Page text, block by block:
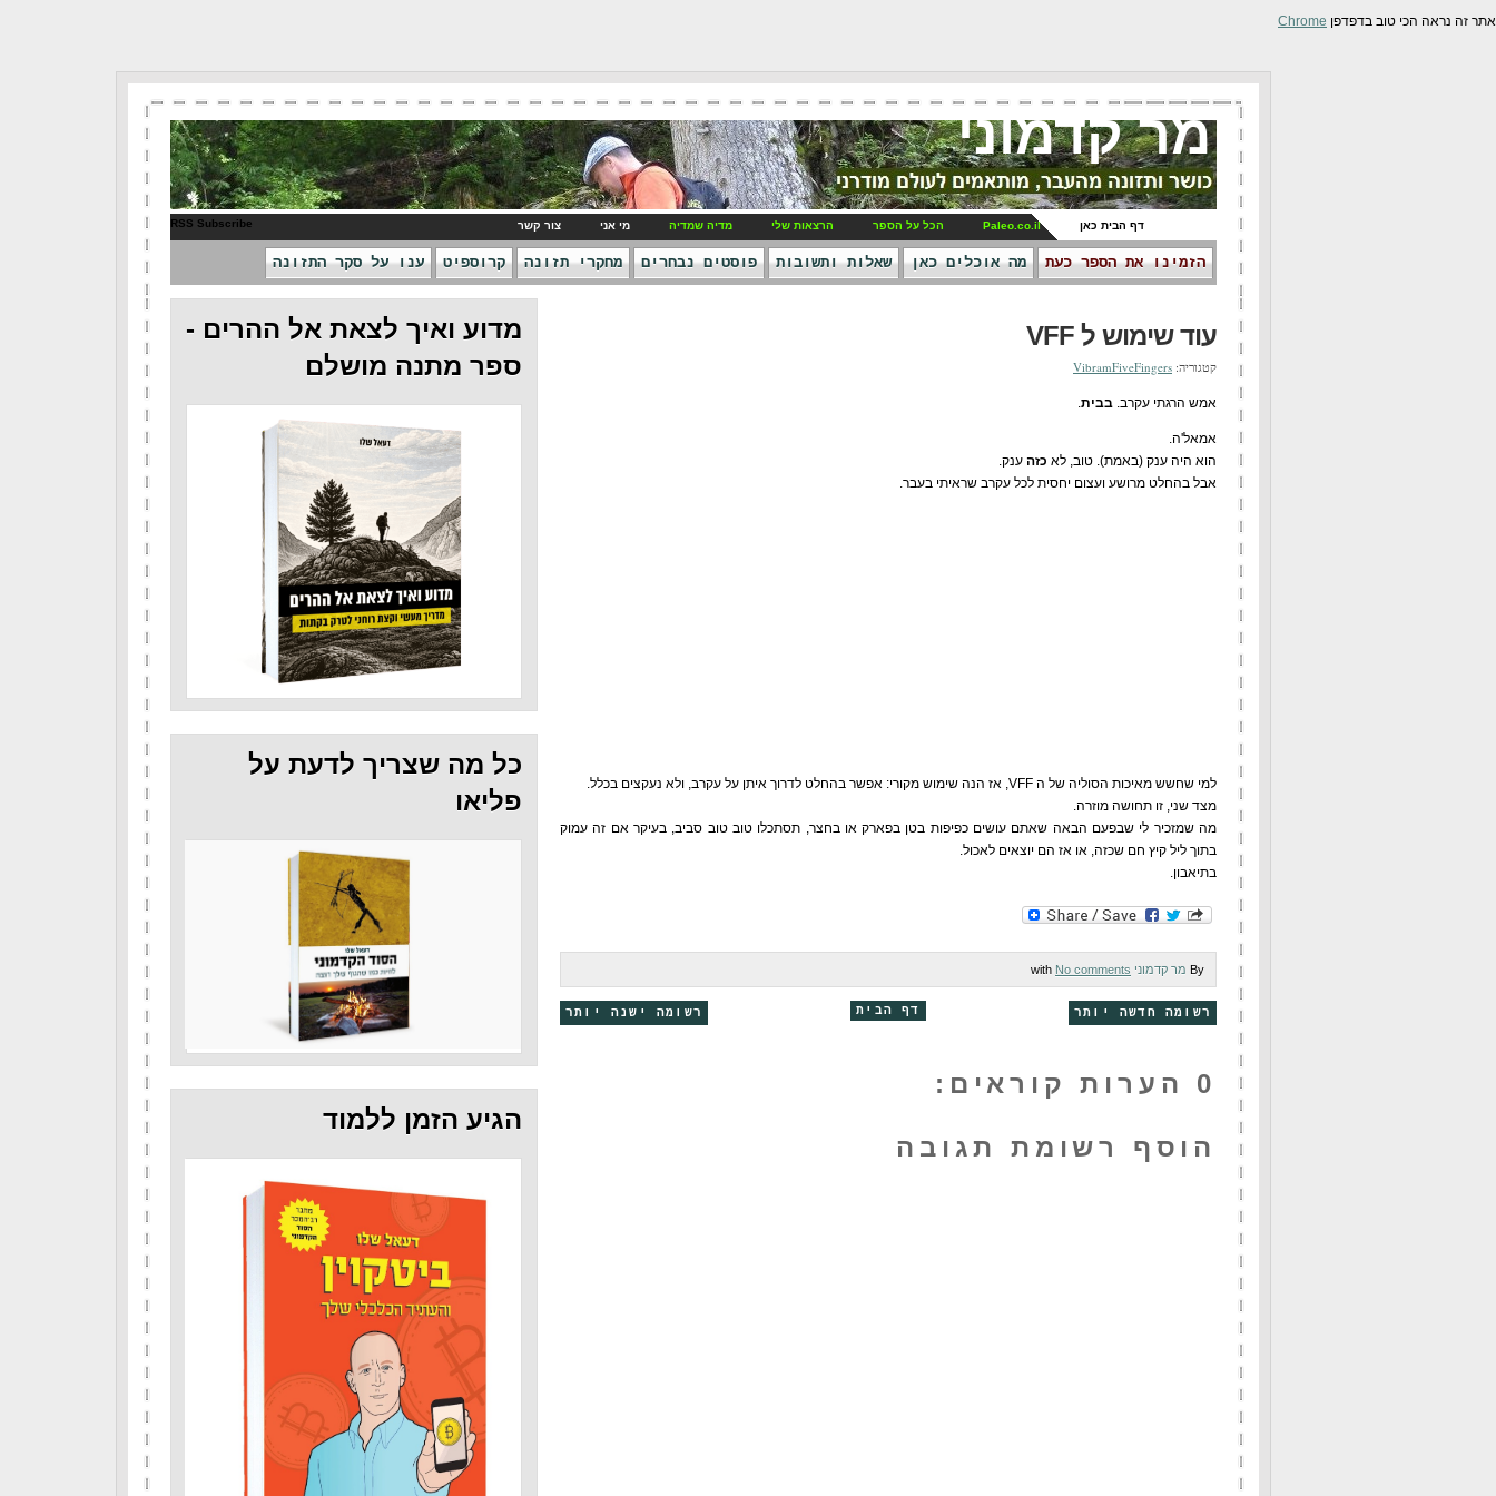
אתר זה נראה הכי טוב בדפדפן Chrome
מר קדמוני
דף הבית כאן Paleo.co.il הכל על הספר הרצאות שלי מדיה שמדיה מי אני צור קשר RSS Subscribe
הזמינו את הספר כעת מה אוכלים כאן שאלות ותשובות פוסטים נבחרים מחקרי תזונה קרוספיט ענו על סקר התזונה
עוד שימוש ל VFF
קטגוריה: VibramFiveFingers
אמש הרגתי עקרב. בבית.
אמאל'ה.
הוא היה ענק (באמת). טוב, לא כזה ענק.
אבל בהחלט מרושע ועצום יחסית לכל עקרב שראיתי בעבר.
למי שחשש מאיכות הסוליה של ה VFF, אז הנה שימוש מקורי: אפשר בהחלט לדרוך איתן על עקרב, ולא נעקצים בכלל.
מצד שני, זו תחושה מוזרה.
מה שמזכיר לי שבפעם הבאה שאתם עושים כפיפות בטן בפארק או בחצר, תסתכלו טוב טוב סביב, בעיקר אם זה עמוק
בתוך ליל קיץ חם שכזה, או אז הם יוצאים לאכול.
בתיאבון.
By מר קדמוני No comments
רשומה חדשה יותר רשומה ישנה יותר דף הבית
0 הערות קוראים:
הוסף רשומת תגובה
מדוע ואיך לצאת אל ההרים -
ספר מתנה מושלם
כל מה שצריך לדעת על
פליאו
הגיע הזמן ללמוד